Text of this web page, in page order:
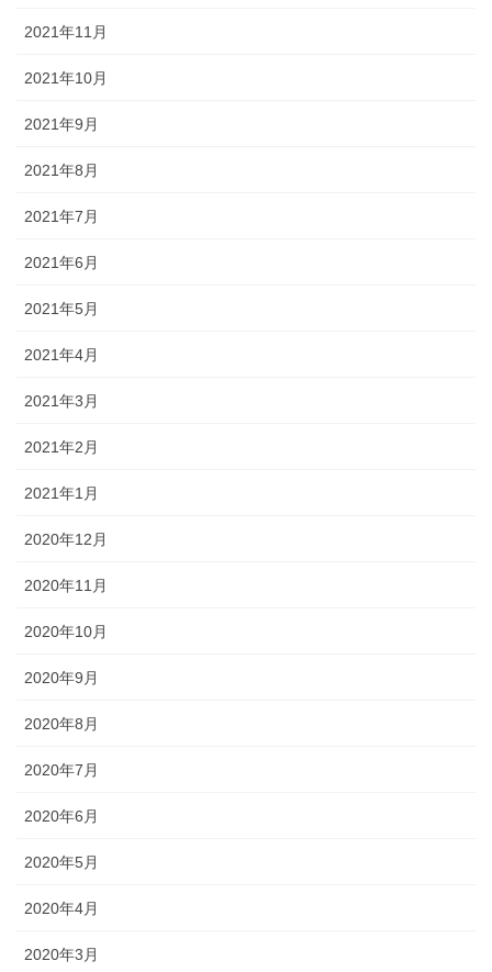
2021年11月
2021年10月
2021年9月
2021年8月
2021年7月
2021年6月
2021年5月
2021年4月
2021年3月
2021年2月
2021年1月
2020年12月
2020年11月
2020年10月
2020年9月
2020年8月
2020年7月
2020年6月
2020年5月
2020年4月
2020年3月